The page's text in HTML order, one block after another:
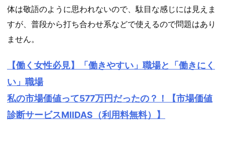
体は敬語のように思われないので、駄目な感じには見えま
すが、普段から打ち合わせ系などで使えるので問題はあり
ません。
【働く女性必見】「働きやすい」職場と「働きにく
い」職場
私の市場価値って577万円だったの？！【市場価値
診断サービスMIIDAS（利用料無料）】